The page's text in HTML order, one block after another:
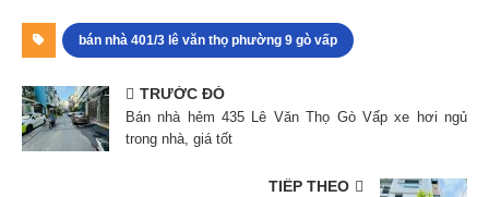
bán nhà 401/3 lê văn thọ phường 9 gò vấp
TRƯỚC ĐÓ
Bán nhà hẻm 435 Lê Văn Thọ Gò Vấp xe hơi ngủ
trong nhà, giá tốt
TIẾP THEO